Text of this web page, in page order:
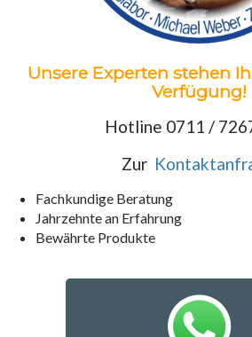
Unsere Experten stehen
Verfügung!
Hotline 0711 /
Zur
Fachkundige Beratung
Jahrzehnte an Erfahrung
Bewährte Produkte